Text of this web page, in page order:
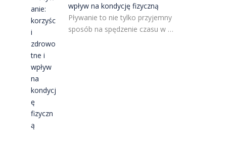
wpływ na kondycję fizyczną
Pływanie to nie tylko przyjemny
sposób na spędzenie czasu w …